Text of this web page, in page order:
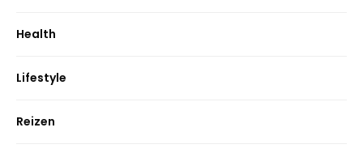
Health
Lifestyle
Reizen